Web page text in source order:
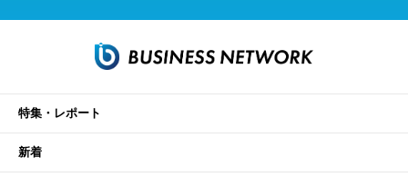
特集・レポート
新着